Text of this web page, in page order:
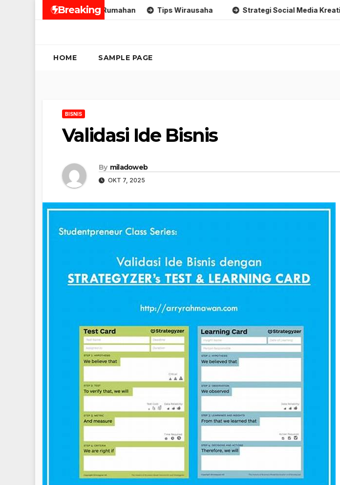
Breaking
Tips Usaha Rumahan Tips Wirausaha Strategi Social Media Kreatif Online
HOME SAMPLE PAGE
BISNIS
Validasi Ide Bisnis
By miladoweb
OKT 7, 2025